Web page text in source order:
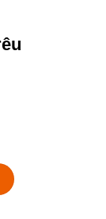
số lượng